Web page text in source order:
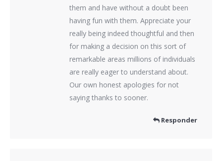
them and have without a doubt been
having fun with them. Appreciate your
really being indeed thoughtful and then
for making a decision on this sort of
remarkable areas millions of individuals
are really eager to understand about.
Our own honest apologies for not
saying thanks to sooner.
Responder